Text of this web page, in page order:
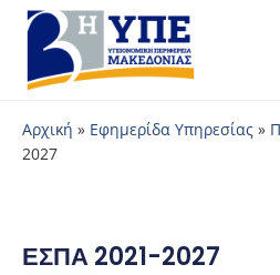
Αρχική » Εφημερίδα Υπηρεσίας »
2027
ΕΣΠΑ 2021-2027